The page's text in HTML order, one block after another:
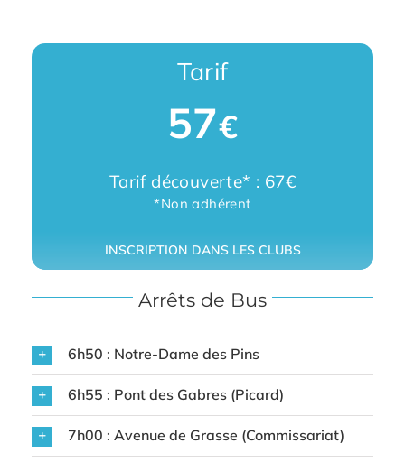
Tarif
57€
Tarif découverte* : 67€
*Non adhérent
INSCRIPTION DANS LES CLUBS
Arrêts de Bus
6h50 : Notre-Dame des Pins
6h55 : Pont des Gabres (Picard)
7h00 : Avenue de Grasse (Commissariat)